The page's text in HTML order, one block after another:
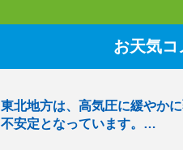
お天気コ
東北地方は、高気圧に緩やか
不安定となっています。…